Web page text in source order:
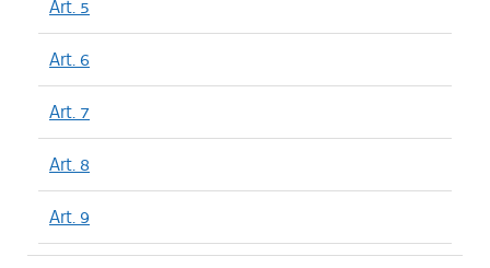
Art. 5
Art. 6
Art. 7
Art. 8
Art. 9